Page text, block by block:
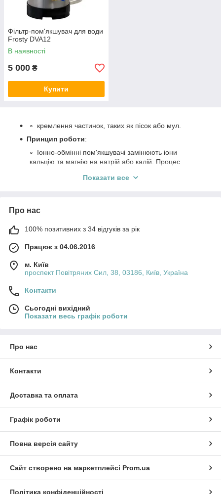
Фільтр-пом'якшувач для води
Frosty DVA12
В наявності
5 000 ₴
Купити
кремлення частинок, таких як пісок або мул.
Принцип роботи:
Іонно-обмінні пом'якшувачі замінюють іони
кальцію та магнію на натрій або калій. Процес
потрібно регенерувати.
Зменшення накипу на побутових приладах
Поліпшення якості води для приготування їжі
Зменшення витрат на миючі засоби.
Моніторинг та обслуговування
у іонно-обмінних системах.
виробництвах, в готелях і ресторанах для покращення
якості води.
Показати все
Про нас
100% позитивних з 34 відгуків за рік
Працює з 04.06.2016
м. Київ
проспект Повітряних Сил, 38, 03186, Київ, Україна
Контакти
Сьогодні вихідний
Показати весь графік роботи
Про нас
Контакти
Доставка та оплата
Графік роботи
Повна версія сайту
Сайт створено на маркетплейсі Prom.ua
Політика конфіденційності